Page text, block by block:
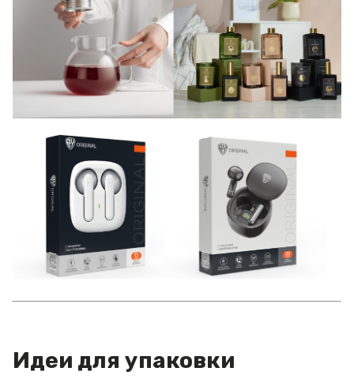
Идеи для упаковки